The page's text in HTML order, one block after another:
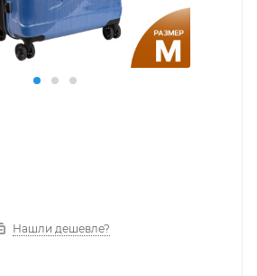
Нашли дешевле?